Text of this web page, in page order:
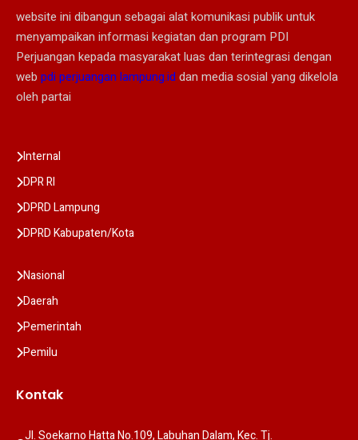
website ini dibangun sebagai alat komunikasi publik untuk
menyampaikan informasi kegiatan dan program PDI
Perjuangan kepada masyarakat luas dan terintegrasi dengan
web pdi perjuangan lampung.id dan media sosial yang dikelola
oleh partai
Internal
DPR RI
DPRD Lampung
DPRD Kabupaten/Kota
Nasional
Daerah
Pemerintah
Pemilu
Kontak
Jl. Soekarno Hatta No.109, Labuhan Dalam, Kec. Tj.